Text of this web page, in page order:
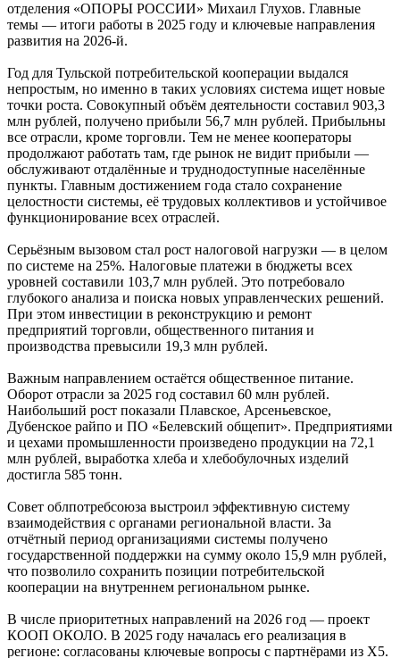
отделения «ОПОРЫ РОССИИ» Михаил Глухов. Главные
темы — итоги работы в 2025 году и ключевые направления
развития на 2026-й.
Год для Тульской потребительской кооперации выдался
непростым, но именно в таких условиях система ищет новые
точки роста. Совокупный объём деятельности составил 903,3
млн рублей, получено прибыли 56,7 млн рублей. Прибыльны
все отрасли, кроме торговли. Тем не менее кооператоры
продолжают работать там, где рынок не видит прибыли —
обслуживают отдалённые и труднодоступные населённые
пункты. Главным достижением года стало сохранение
целостности системы, её трудовых коллективов и устойчивое
функционирование всех отраслей.
Серьёзным вызовом стал рост налоговой нагрузки — в целом
по системе на 25%. Налоговые платежи в бюджеты всех
уровней составили 103,7 млн рублей. Это потребовало
глубокого анализа и поиска новых управленческих решений.
При этом инвестиции в реконструкцию и ремонт
предприятий торговли, общественного питания и
производства превысили 19,3 млн рублей.
Важным направлением остаётся общественное питание.
Оборот отрасли за 2025 год составил 60 млн рублей.
Наибольший рост показали Плавское, Арсеньевское,
Дубенское райпо и ПО «Белевский общепит». Предприятиями
и цехами промышленности произведено продукции на 72,1
млн рублей, выработка хлеба и хлебобулочных изделий
достигла 585 тонн.
Совет облпотребсоюза выстроил эффективную систему
взаимодействия с органами региональной власти. За
отчётный период организациями системы получено
государственной поддержки на сумму около 15,9 млн рублей,
что позволило сохранить позиции потребительской
кооперации на внутреннем региональном рынке.
В числе приоритетных направлений на 2026 год — проект
КООП ОКОЛО. В 2025 году началась его реализация в
регионе: согласованы ключевые вопросы с партнёрами из Х5.